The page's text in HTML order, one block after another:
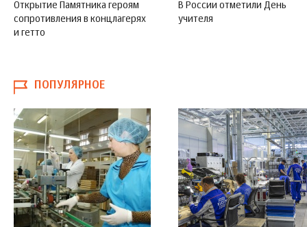
Открытие Памятника героям
сопротивления в концлагерях
и гетто
В России отметили День
учителя
ПОПУЛЯРНОЕ